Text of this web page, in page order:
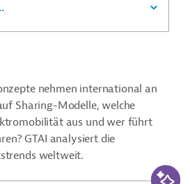
nehmen international an
Sharing-Modelle, welche
aus und wer führt
GTAI analysiert die
weltweit.
KI-